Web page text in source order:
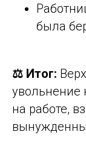
была
⚖️ Итог:
увольнение
на работе,